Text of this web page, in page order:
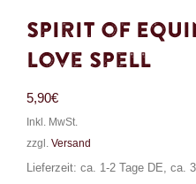
Spirit of
Love Spell
5,90€
Inkl. MwSt.
zzgl. Versand
Lieferzeit: ca. 1-2 Tage DE, ca.